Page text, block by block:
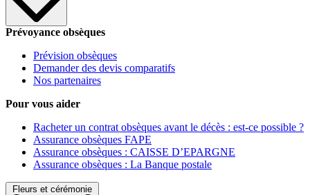
Prévoyance obsèques
Prévision obsèques
Demander des devis comparatifs
Nos partenaires
Pour vous aider
Racheter un contrat obsèques avant le décès : est-ce possible ?
Assurance obsèques FAPE
Assurance obsèques : CAISSE D’EPARGNE
Assurance obsèques : La Banque postale
Fleurs et cérémonie